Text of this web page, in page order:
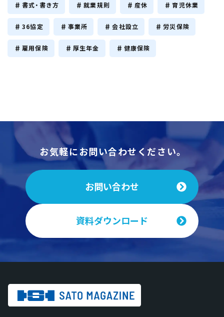
書式・書き方 就業規則 産休 育児休業
36協定 事業所 会社設立 労災保険
雇用保険 厚生年金 健康保険
お気軽にお問い合わせください。
お問い合わせ
資料ダウンロード